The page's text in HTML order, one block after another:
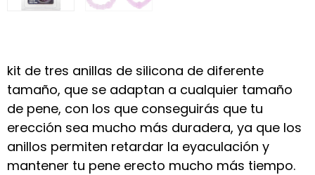
kit de tres anillas de silicona de diferente
tamaño, que se adaptan a cualquier tamaño
de pene, con los que conseguirás que tu
erección sea mucho más duradera, ya que los
anillos permiten retardar la eyaculación y
mantener tu pene erecto mucho más tiempo.